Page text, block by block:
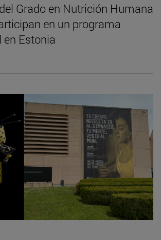
Grado en Nutrición Humana
en un programa
en Estonia